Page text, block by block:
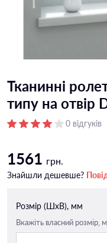
Тканинні
типу на отвір
0 відгуків
1561 грн.
Знайшли дешевше?
Розмір (ШxВ), мм
Вкажіть власний розмір,